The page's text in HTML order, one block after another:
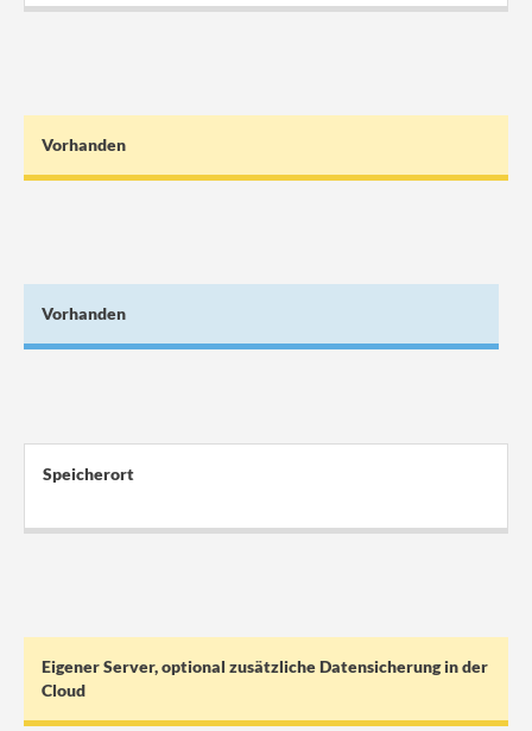
Vorhanden
Vorhanden
Speicherort
Eigener Server, optional zusätzliche Datensicherung in der
Cloud